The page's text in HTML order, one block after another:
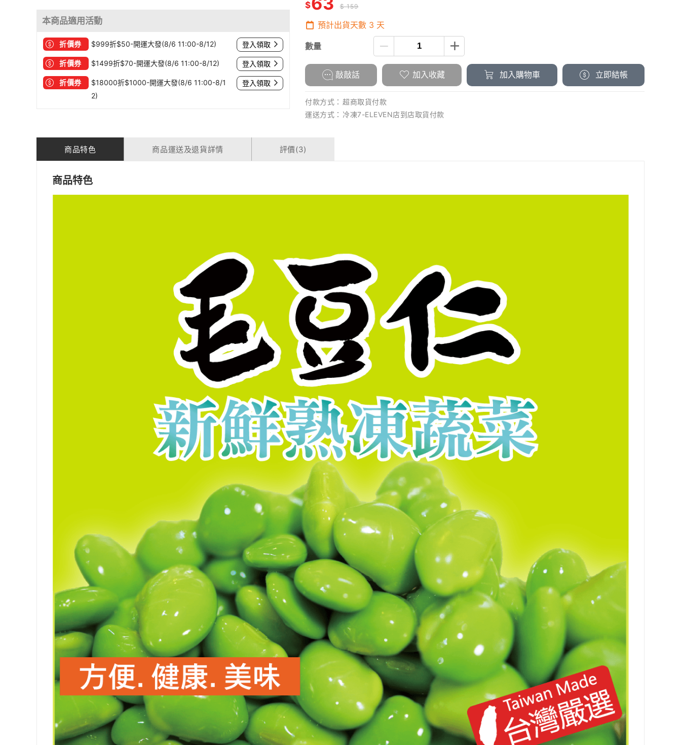
本商品適用活動
折價券 $999折$50-開運大發(8/6 11:00-8/12) 登入領取
折價券 $1499折$70-開運大發(8/6 11:00-8/12) 登入領取
折價券
$18000折$1000-開運大發(8/6 11:00-8/1
2)
登入領取
$ $ 159
預計出貨天數 3 天
數量
敲敲話 加入收藏 加入購物車 立即結帳
付款方式： 超商取貨付款
運送方式： 冷凍7-ELEVEN店到店取貨付款
商品特色 商品運送及退貨詳情 評價(3)
商品特色